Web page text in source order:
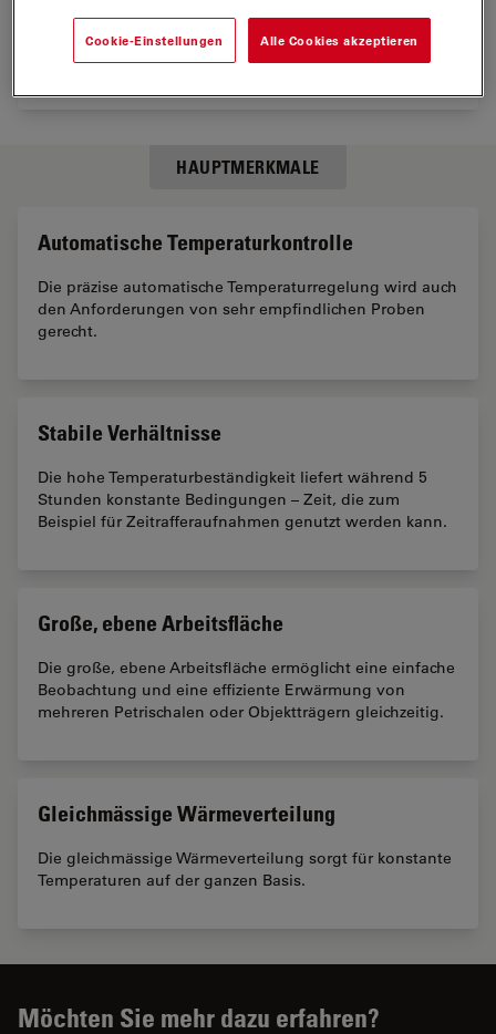
HAUPTMERKMALE
Automatische Temperaturkontrolle
Die präzise automatische Temperaturregelung wird auch
den Anforderungen von sehr empfindlichen Proben
gerecht.
Stabile Verhältnisse
Die hohe Temperaturbeständigkeit liefert während 5
Stunden konstante Bedingungen – Zeit, die zum
Beispiel für Zeitrafferaufnahmen genutzt werden kann.
Große, ebene Arbeitsfläche
Die große, ebene Arbeitsfläche ermöglicht eine einfache
Beobachtung und eine effiziente Erwärmung von
mehreren Petrischalen oder Objektträgern gleichzeitig.
Gleichmässige Wärmeverteilung
Die gleichmässige Wärmeverteilung sorgt für konstante
Temperaturen auf der ganzen Basis.
Möchten Sie mehr dazu erfahren?
Cookie-Einstellungen Alle Cookies akzeptieren